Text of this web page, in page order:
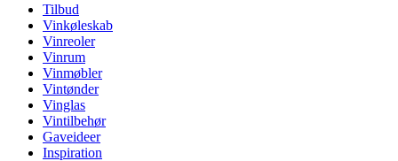
Tilbud
Vinkøleskab
Vinreoler
Vinrum
Vinmøbler
Vintønder
Vinglas
Vintilbehør
Gaveideer
Inspiration